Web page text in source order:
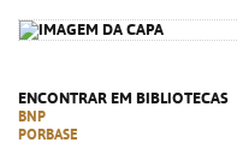
ENCONTRAR EM BIBLIOTECAS
BNP
PORBASE